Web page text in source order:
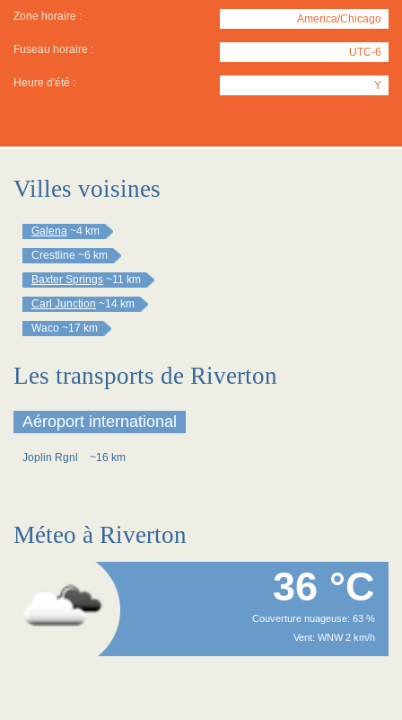
Zone horaire : America/Chicago
Fuseau horaire : UTC-6
Heure d'été : Y
Villes voisines
Galena ~4 km
Crestline ~6 km
Baxter Springs ~11 km
Carl Junction ~14 km
Waco ~17 km
Les transports de Riverton
Aéroport international
Joplin Rgnl ~16 km
Méteo à Riverton
36 °C
Couverture nuageuse: 63 %
Vent: WNW 2 km/h